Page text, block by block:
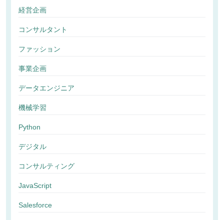
経営企画
コンサルタント
ファッション
事業企画
データエンジニア
機械学習
Python
デジタル
コンサルティング
JavaScript
Salesforce